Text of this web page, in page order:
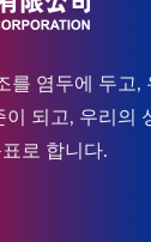
를 염두에 두고,
이 되고, 우리의
로 합니다.